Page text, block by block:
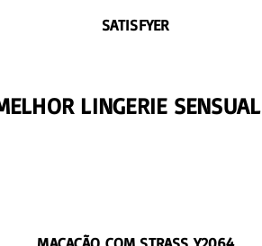
SATISFYER
LINGERIE SENSUAL